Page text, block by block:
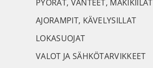
PYÖRÄT, VANTEET, MÄKIKIILAT
AJORAMPIT, KÄVELYSILLAT
LOKASUOJAT
VALOT JA SÄHKÖTARVIKKEET